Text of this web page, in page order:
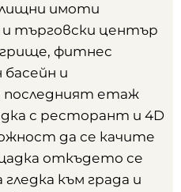
имоти
търговски център
фитнес
и
последният етаж
с ресторант и 4D
да се качите
откъдето се
към града и